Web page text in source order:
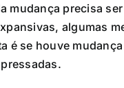
mudança precisa
algumas
é se houve